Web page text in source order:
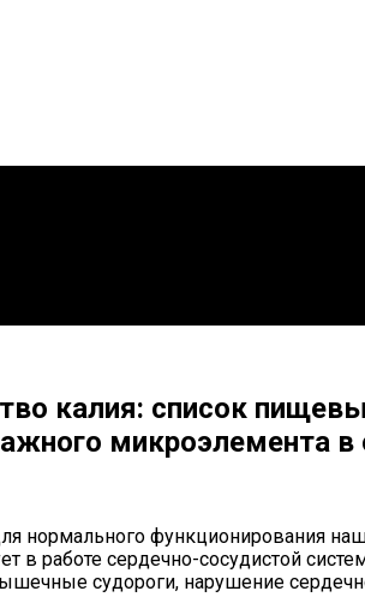
калия: список
микроэлемента в
нормального функционирования
в работе сердечно-сосудистой
судороги, нарушение